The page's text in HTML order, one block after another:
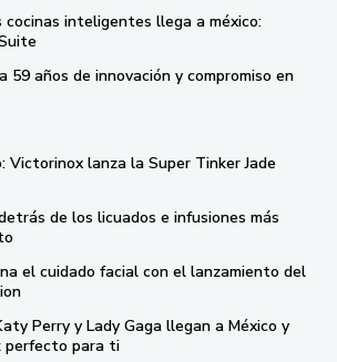
cocinas inteligentes llega a méxico:
59 años de innovación y compromiso en
Victorinox lanza la Super Tinker Jade
de los licuados e infusiones más
el cuidado facial con el lanzamiento del
Perry y Lady Gaga llegan a México y
perfecto para ti